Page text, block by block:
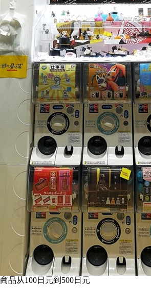
商品从100日元到500日元